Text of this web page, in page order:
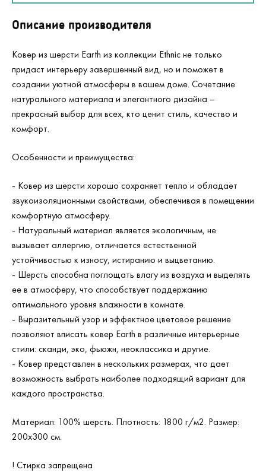
Описание производителя
Ковер из шерсти Earth из коллекции Ethnic не только
придаст интерьеру завершенный вид, но и поможет в
создании уютной атмосферы в вашем доме. Сочетание
натурального материала и элегантного дизайна –
прекрасный выбор для всех, кто ценит стиль, качество и
комфорт.
Особенности и преимущества:
- Ковер из шерсти хорошо сохраняет тепло и обладает
звукоизоляционными свойствами, обеспечивая в помещении
комфортную атмосферу.
- Натуральный материал является экологичным, не
вызывает аллергию, отличается естественной
устойчивостью к износу, истиранию и выцветанию.
- Шерсть способна поглощать влагу из воздуха и выделять
ее в атмосферу, что способствует поддержанию
оптимального уровня влажности в комнате.
- Выразительный узор и эффектное цветовое решение
позволяют вписать ковер Earth в различные интерьерные
стили: сканди, эко, фьюжн, неоклассика и другие.
- Ковер представлен в нескольких размерах, что дает
возможность выбрать наиболее подходящий вариант для
каждого пространства.
Материал: 100% шерсть. Плотность: 1800 г/м2. Размер:
200х300 см.
! Стирка запрещена